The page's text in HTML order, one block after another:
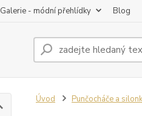
Galerie - módní přehlídky Blog
Úvod Punčocháče a